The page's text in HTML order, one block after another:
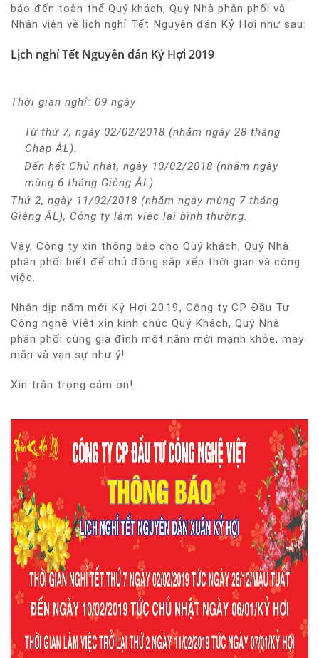
báo đến toàn thể Quý khách, Quý Nhà phân phối và
Nhân viên về lịch nghỉ Tết Nguyên đán Kỷ Hợi như sau:
Lịch nghỉ Tết Nguyên đán Kỷ Hợi 2019
Thời gian nghỉ: 09 ngày
Từ thứ 7, ngày 02/02/2018 (nhằm ngày 28 tháng
Chạp ÂL).
Đến hết Chủ nhật, ngày 10/02/2018 (nhằm ngày
mùng 6 tháng Giêng ÂL).
Thứ 2, ngày 11/02/2018 (nhằm ngày mùng 7 tháng
Giêng ÂL), Công ty làm việc lại bình thường.
Vậy, Công ty xin thông báo cho Quý khách, Quý Nhà
phân phối biết để chủ động sắp xếp thời gian và công
việc.
Nhân dịp năm mới Kỷ Hợi 2019, Công ty CP Đầu Tư
Công nghệ Việt xin kính chúc Quý Khách, Quý Nhà
phân phối cùng gia đình một năm mới mạnh khỏe, may
mắn và vạn sự như ý!
Xin trân trọng cám ơn!